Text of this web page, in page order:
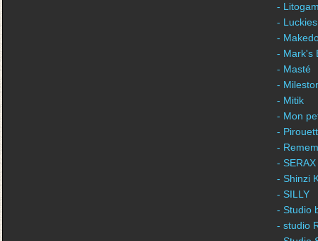
-
- Luckies
-
- Mark's
- Masté
-
- Mitik
- Mon
-
-
- SERAX
- Shinzi
- SILLY
- Studio
- studio